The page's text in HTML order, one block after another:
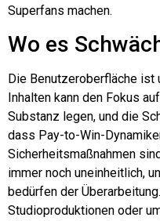
Superfans machen.
Wo es
Die Benutzeroberfläche ist
Inhalten kann den Fokus
Substanz legen, und die
dass Pay-to-Win-
Sicherheitsmaßnahmen
immer noch uneinheitlich,
bedürfen der
Studioproduktionen oder